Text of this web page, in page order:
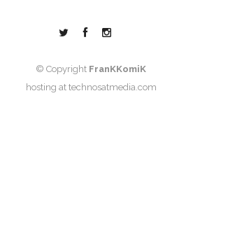
© Copyright FranKKomiK
hosting at technosatmedia.com